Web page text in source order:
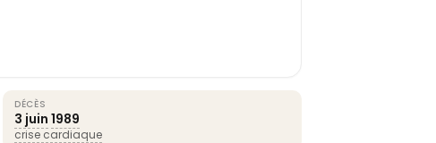
DÉCÈS
3 juin 1989
crise cardiaque